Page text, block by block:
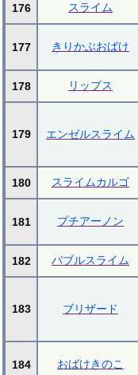
176 スライム
177 きりかぶおばけ
178 リップス
179 エンゼルスライム
180 スライムカルゴ
181 プチアーノン
182 バブルスライム
183 ブリザード
184 おばけきのこ